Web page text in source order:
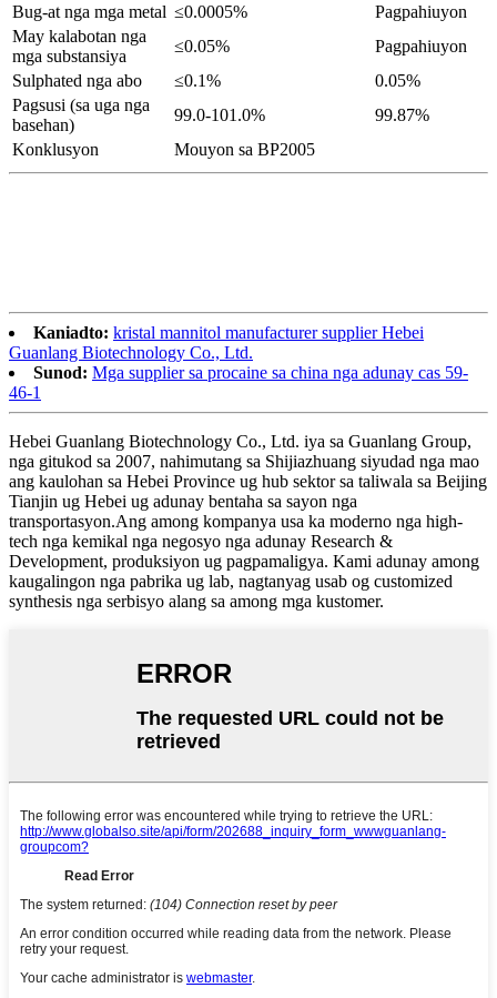
Bug-at nga mga metal ≤0.0005%
Pagpahiuyon
May kalabotan nga
mga substansiya
≤0.05%
Pagpahiuyon
Sulphated nga abo
≤0.1%
0.05%
Pagsusi (sa uga nga
basehan)
99.0-101.0%
99.87%
Konklusyon
Mouyon sa BP2005
Kaniadto: kristal mannitol manufacturer supplier Hebei
Guanlang Biotechnology Co., Ltd.
Sunod: Mga supplier sa procaine sa china nga adunay cas 59-
46-1
Hebei Guanlang Biotechnology Co., Ltd. iya sa Guanlang Group,
nga gitukod sa 2007, nahimutang sa Shijiazhuang siyudad nga mao
ang kaulohan sa Hebei Province ug hub sektor sa taliwala sa Beijing
Tianjin ug Hebei ug adunay bentaha sa sayon ​​nga
transportasyon.Ang among kompanya usa ka moderno nga high-
tech nga kemikal nga negosyo nga adunay Research &
Development, produksiyon ug pagpamaligya. Kami adunay among
kaugalingon nga pabrika ug lab, nagtanyag usab og customized
synthesis nga serbisyo alang sa among mga kustomer.